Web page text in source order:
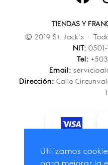
Utilizamos
TIENDAS Y
© 2019 St. Jack’s ·
NIT:
Tel:
Email:
Dirección: Calle